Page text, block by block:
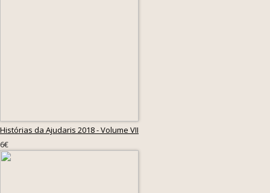
Histórias da Ajudaris 2018 - Volume VII
6€